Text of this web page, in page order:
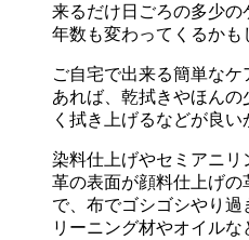
来るだけ日ごろの多少の
年数も変わってくるかも
ご自宅で出来る簡単な
あれば、乾拭きやほん
く拭き上げるなどが良い
染料仕上げやセミアニリ
革の表面が顔料仕上げ
で、布でゴシゴシやり
リーニング材やオイル